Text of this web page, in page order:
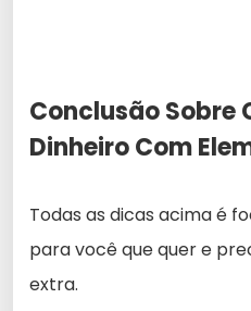
Conclusão Sobre
Dinheiro Com
Todas as dicas acima é
para você que quer e
extra.